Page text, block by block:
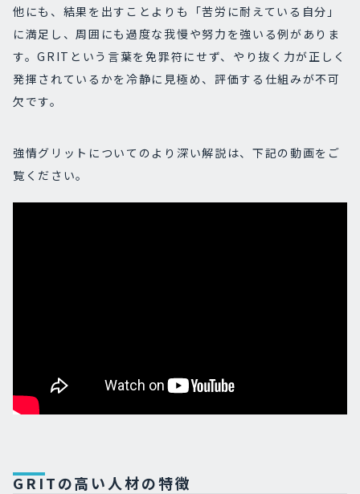
他にも、結果を出すことよりも「苦労に耐えている自分」
に満足し、周囲にも過度な我慢や努力を強いる例がありま
す。GRITという言葉を免罪符にせず、やり抜く力が正しく
発揮されているかを冷静に見極め、評価する仕組みが不可
欠です。
強情グリットについてのより深い解説は、下記の動画をご
覧ください。
GRITの高い人材の特徴